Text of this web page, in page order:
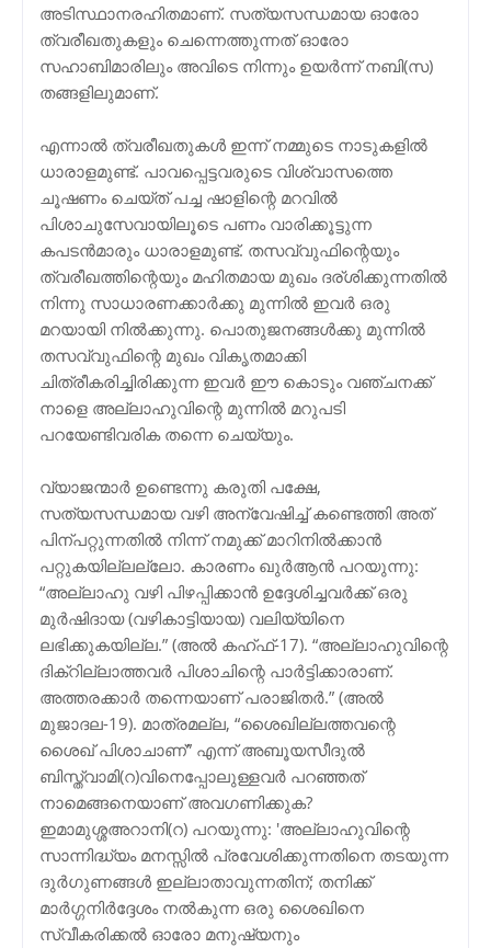
അടിസ്ഥാനരഹിതമാണ്. സത്യസന്ധമായ ഓരോ
ത്വരീഖതുകളും ചെന്നെത്തുന്നത് ഓരോ
സഹാബിമാരിലും അവിടെ നിന്നും ഉയര്‍ന്ന് നബി(സ)
തങ്ങളിലുമാണ്.
എന്നാല്‍ ത്വരീഖതുകള്‍ ഇന്ന് നമ്മുടെ നാടുകളില്‍
ധാരാളമുണ്ട്. പാവപ്പെട്ടവരുടെ വിശ്വാസത്തെ
ചൂഷണം ചെയ്ത് പച്ച ഷാളിന്റെ മറവില്‍
പിശാചുസേവായിലൂടെ പണം വാരിക്കൂട്ടുന്ന
കപടന്‍മാരും ധാരാളമുണ്ട്. തസവ്വുഫിന്റെയും
ത്വരീഖത്തിന്റെയും മഹിതമായ മുഖം ദര്ശിക്കുന്നതില്‍
നിന്നു സാധാരണക്കാര്‍ക്കു മുന്നില്‍ ഇവര്‍ ഒരു
മറയായി നില്‍ക്കുന്നു. പൊതുജനങ്ങള്‍ക്കു മുന്നില്‍
തസവ്വുഫിന്റെ മുഖം വികൃതമാക്കി
ചിത്രീകരിച്ചിരിക്കുന്ന ഇവര്‍ ഈ കൊടും വഞ്ചനക്ക്
നാളെ അല്ലാഹുവിന്റെ മുന്നില്‍ മറുപടി
പറയേണ്ടിവരിക തന്നെ ചെയ്യും.
വ്യാജന്മാര്‍ ഉണ്ടെന്നു കരുതി പക്ഷേ,
സത്യസന്ധമായ വഴി അന്വേഷിച്ച് കണ്ടെത്തി അത്
പിന്പറ്റുന്നതില്‍ നിന്ന് നമുക്ക് മാറിനില്‍ക്കാന്‍
പറ്റുകയില്ലല്ലോ. കാരണം ഖുര്‍ആന്‍ പറയുന്നു:
“അല്ലാഹു വഴി പിഴപ്പിക്കാന്‍ ഉദ്ദേശിച്ചവര്‍ക്ക് ഒരു
മുര്‍ഷിദായ (വഴികാട്ടിയായ) വലിയ്യിനെ
ലഭിക്കുകയില്ല.” (അല്‍ കഹ്ഫ്-17). “അല്ലാഹുവിന്റെ
ദിക്റില്ലാത്തവര്‍ പിശാചിന്റെ പാര്‍ട്ടിക്കാരാണ്.
അത്തരക്കാര്‍ തന്നെയാണ് പരാജിതര്‍.” (അല്‍
മുജാദല-19). മാത്രമല്ല, “ശൈഖില്ലത്തവന്റെ
ശൈഖ് പിശാചാണ്” എന്ന് അബൂയസീദുല്‍
ബിസ്ത്വാമി(റ)വിനെപ്പോലുള്ളവര്‍ പറഞ്ഞത്
നാമെങ്ങനെയാണ് അവഗണിക്കുക?
ഇമാമുശ്ശഅറാനി(റ) പറയുന്നു: 'അല്ലാഹുവിന്റെ
സാന്നിദ്ധ്യം മനസ്സില്‍ പ്രവേശിക്കുന്നതിനെ തടയുന്ന
ദുര്‍ഗുണങ്ങള്‍ ഇല്ലാതാവുന്നതിന്; തനിക്ക്
മാര്‍ഗ്ഗനിര്‍ദ്ദേശം നല്‍കുന്ന ഒരു ശൈഖിനെ
സ്വീകരിക്കല്‍ ഓരോ മനുഷ്യനും